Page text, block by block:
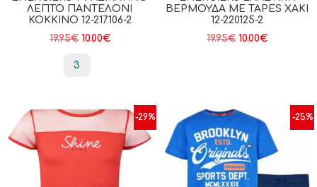
ΛΕΠΤΌ ΠΑΝΤΕΛΌΝΙ
ΚΟΚΚΙΝΟ 12-217106-2
19.95€ 10.00€
3
ΒΕΡΜΟΎΔΑ ΜΕ TAPES ΧΑΚΙ
12-220125-2
19.95€ 10.00€
-29% -25%